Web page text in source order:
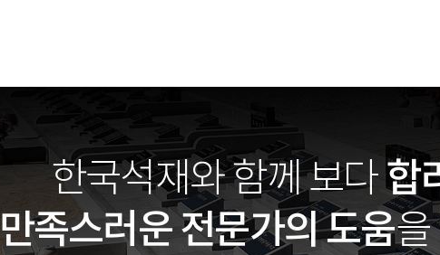
한국석재와 함께보다합
만족스러운전문가의 도움을